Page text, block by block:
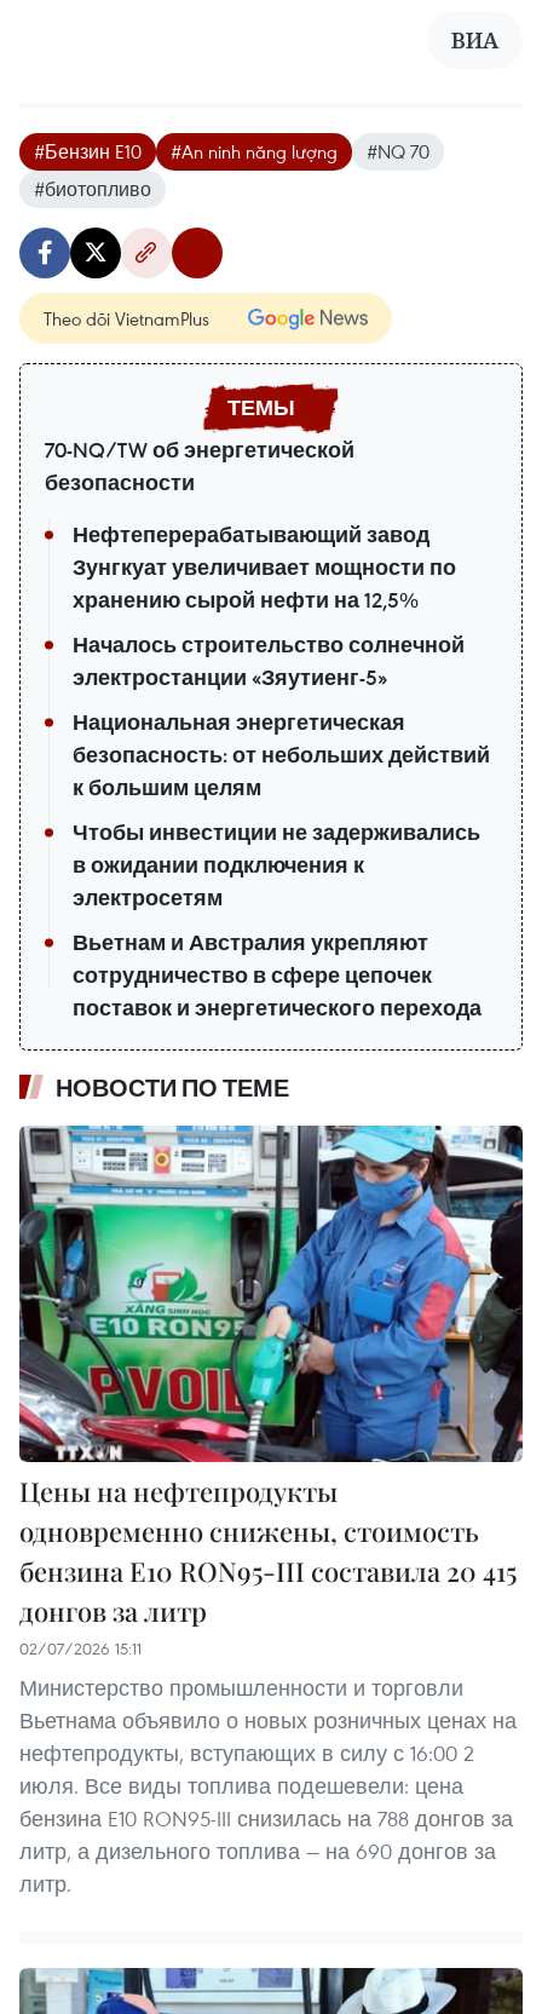
ВИА
#Бензин E10 #An ninh năng lượng
#NQ 70
#биотопливо
Theo dõi VietnamPlus
70-NQ/TW об энергетической
безопасности
Нефтеперерабатывающий завод
Зунгкуат увеличивает мощности по
хранению сырой нефти на 12,5%
Началось строительство солнечной
электростанции «Зяутиенг-5»
Национальная энергетическая
безопасность: от небольших действий
к большим целям
Чтобы инвестиции не задерживались
в ожидании подключения к
электросетям
Вьетнам и Австралия укрепляют
сотрудничество в сфере цепочек
поставок и энергетического перехода
НОВОСТИ ПО ТЕМЕ
Цены на нефтепродукты
одновременно снижены, стоимость
бензина E10 RON95-III составила 20 415
донгов за литр
02/07/2026 15:11
Министерство промышленности и торговли
Вьетнама объявило о новых розничных ценах на
нефтепродукты, вступающих в силу с 16:00 2
июля. Все виды топлива подешевели: цена
бензина E10 RON95-III снизилась на 788 донгов за
литр, а дизельного топлива — на 690 донгов за
литр.